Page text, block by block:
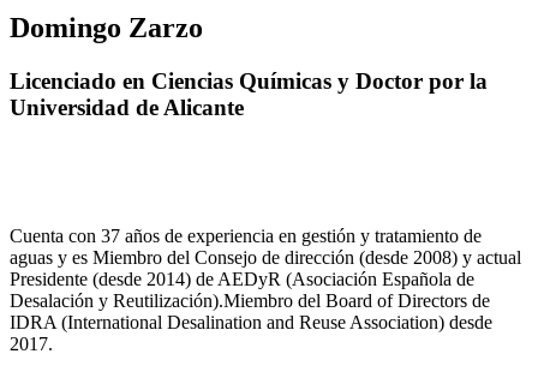
Domingo Zarzo
Licenciado en Ciencias Químicas y Doctor por la
Universidad de Alicante
Cuenta con 37 años de experiencia en gestión y tratamiento de
aguas y es Miembro del Consejo de dirección (desde 2008) y actual
Presidente (desde 2014) de AEDyR (Asociación Española de
Desalación y Reutilización).Miembro del Board of Directors de
IDRA (International Desalination and Reuse Association) desde
2017.